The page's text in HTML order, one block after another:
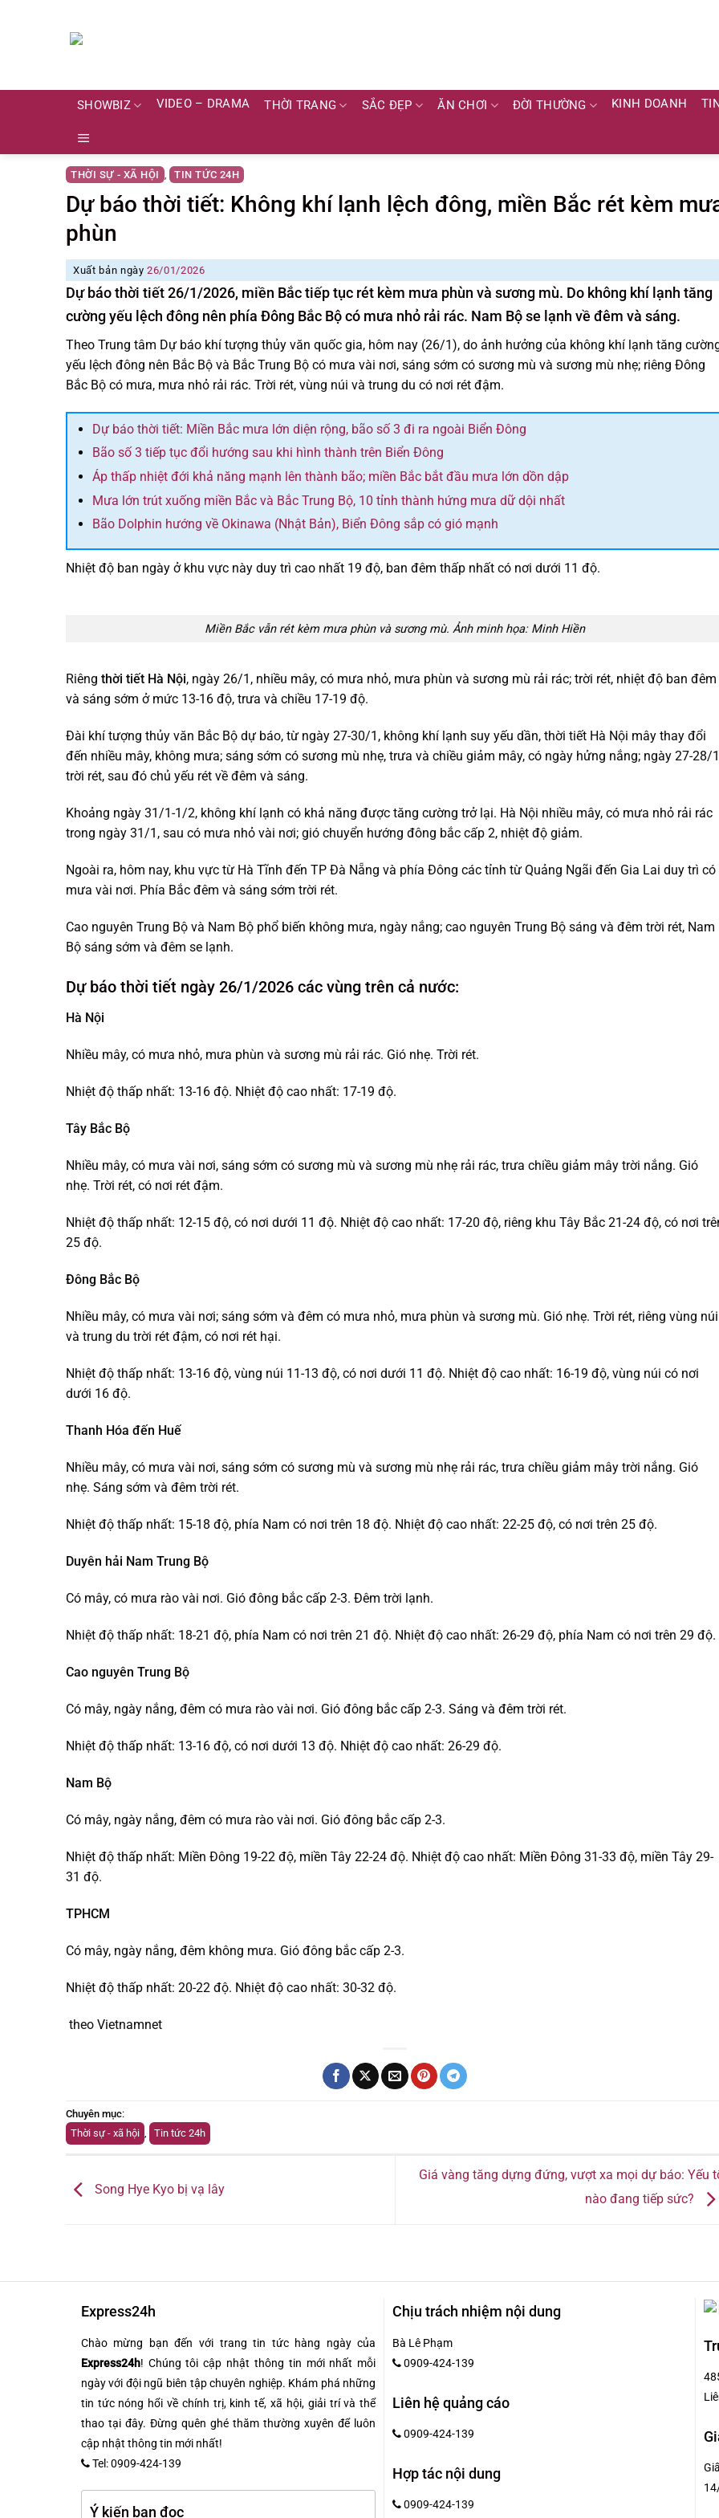
SHOWBIZ VIDEO – DRAMA THỜI TRANG SẮC ĐẸP ĂN CHƠI ĐỜI THƯỜNG KINH DOANH
THỜI SỰ - XÃ HỘI , TIN TỨC 24H
Dự báo thời tiết: Không khí lạnh lệch đông, miền Bắc rét kèm
phùn
Xuất bản ngày26/01/2026
Dự báo thời tiết 26/1/2026, miền Bắc tiếp tục rét kèm mưa phùn và sương mù. Do không khí lạnh tăng
cường yếu lệch đông nên phía Đông Bắc Bộ có mưa nhỏ rải rác. Nam Bộ se lạnh về đêm và sáng.
Theo Trung tâm Dự báo khí tượng thủy văn quốc gia, hôm nay (26/1), do ảnh hưởng của không khí lạnh tăng
yếu lệch đông nên Bắc Bộ và Bắc Trung Bộ có mưa vài nơi, sáng sớm có sương mù và sương mù nhẹ; riêng Đông
Bắc Bộ có mưa, mưa nhỏ rải rác. Trời rét, vùng núi và trung du có nơi rét đậm.
Dự báo thời tiết: Miền Bắc mưa lớn diện rộng, bão số 3 đi ra ngoài Biển Đông
Bão số 3 tiếp tục đổi hướng sau khi hình thành trên Biển Đông
Áp thấp nhiệt đới khả năng mạnh lên thành bão; miền Bắc bắt đầu mưa lớn dồn dập
Mưa lớn trút xuống miền Bắc và Bắc Trung Bộ, 10 tỉnh thành hứng mưa dữ dội nhất
Bão Dolphin hướng về Okinawa (Nhật Bản), Biển Đông sắp có gió mạnh
Nhiệt độ ban ngày ở khu vực này duy trì cao nhất 19 độ, ban đêm thấp nhất có nơi dưới 11 độ.
Miền Bắc vẫn rét kèm mưa phùn và sương mù. Ảnh minh họa: Minh Hiền
Riêng thời tiết Hà Nội, ngày 26/1, nhiều mây, có mưa nhỏ, mưa phùn và sương mù rải rác; trời rét, nhiệt độ ban đêm
và sáng sớm ở mức 13-16 độ, trưa và chiều 17-19 độ.
Đài khí tượng thủy văn Bắc Bộ dự báo, từ ngày 27-30/1, không khí lạnh suy yếu dần, thời tiết Hà Nội mây thay đổi
đến nhiều mây, không mưa; sáng sớm có sương mù nhẹ, trưa và chiều giảm mây, có ngày hửng nắng; ngày 27-28/1
trời rét, sau đó chủ yếu rét về đêm và sáng.
Khoảng ngày 31/1-1/2, không khí lạnh có khả năng được tăng cường trở lại. Hà Nội nhiều mây, có mưa nhỏ rải rác
trong ngày 31/1, sau có mưa nhỏ vài nơi; gió chuyển hướng đông bắc cấp 2, nhiệt độ giảm.
Ngoài ra, hôm nay, khu vực từ Hà Tĩnh đến TP Đà Nẵng và phía Đông các tỉnh từ Quảng Ngãi đến Gia Lai duy trì có
mưa vài nơi. Phía Bắc đêm và sáng sớm trời rét.
Cao nguyên Trung Bộ và Nam Bộ phổ biến không mưa, ngày nắng; cao nguyên Trung Bộ sáng và đêm trời rét, Nam
Bộ sáng sớm và đêm se lạnh.
Dự báo thời tiết ngày 26/1/2026 các vùng trên cả nước:
Hà Nội
Nhiều mây, có mưa nhỏ, mưa phùn và sương mù rải rác. Gió nhẹ. Trời rét.
Nhiệt độ thấp nhất: 13-16 độ. Nhiệt độ cao nhất: 17-19 độ.
Tây Bắc Bộ
Nhiều mây, có mưa vài nơi, sáng sớm có sương mù và sương mù nhẹ rải rác, trưa chiều giảm mây trời nắng. Gió
nhẹ. Trời rét, có nơi rét đậm.
Nhiệt độ thấp nhất: 12-15 độ, có nơi dưới 11 độ. Nhiệt độ cao nhất: 17-20 độ, riêng khu Tây Bắc 21-24 độ, có nơi
25 độ.
Đông Bắc Bộ
Nhiều mây, có mưa vài nơi; sáng sớm và đêm có mưa nhỏ, mưa phùn và sương mù. Gió nhẹ. Trời rét, riêng vùng núi
và trung du trời rét đậm, có nơi rét hại.
Nhiệt độ thấp nhất: 13-16 độ, vùng núi 11-13 độ, có nơi dưới 11 độ. Nhiệt độ cao nhất: 16-19 độ, vùng núi có nơi
dưới 16 độ.
Thanh Hóa đến Huế
Nhiều mây, có mưa vài nơi, sáng sớm có sương mù và sương mù nhẹ rải rác, trưa chiều giảm mây trời nắng. Gió
nhẹ. Sáng sớm và đêm trời rét.
Nhiệt độ thấp nhất: 15-18 độ, phía Nam có nơi trên 18 độ. Nhiệt độ cao nhất: 22-25 độ, có nơi trên 25 độ.
Duyên hải Nam Trung Bộ
Có mây, có mưa rào vài nơi. Gió đông bắc cấp 2-3. Đêm trời lạnh.
Nhiệt độ thấp nhất: 18-21 độ, phía Nam có nơi trên 21 độ. Nhiệt độ cao nhất: 26-29 độ, phía Nam có nơi trên 29 độ.
Cao nguyên Trung Bộ
Có mây, ngày nắng, đêm có mưa rào vài nơi. Gió đông bắc cấp 2-3. Sáng và đêm trời rét.
Nhiệt độ thấp nhất: 13-16 độ, có nơi dưới 13 độ. Nhiệt độ cao nhất: 26-29 độ.
Nam Bộ
Có mây, ngày nắng, đêm có mưa rào vài nơi. Gió đông bắc cấp 2-3.
Nhiệt độ thấp nhất: Miền Đông 19-22 độ, miền Tây 22-24 độ. Nhiệt độ cao nhất: Miền Đông 31-33 độ, miền Tây 29-
31 độ.
TPHCM
Có mây, ngày nắng, đêm không mưa. Gió đông bắc cấp 2-3.
Nhiệt độ thấp nhất: 20-22 độ. Nhiệt độ cao nhất: 30-32 độ.
theo Vietnamnet
Chuyên mục:
Thời sự - xã hội , Tin tức 24h
Song Hye Kyo bị vạ lây
Giá vàng tăng dựng đứng, vượt xa mọi dự báo: Yếu
nào đang tiếp sức?
Express24h
Chào mừng bạn đến với trang tin tức hàng ngày của
Express24h! Chúng tôi cập nhật thông tin mới nhất mỗi
ngày với đội ngũ biên tập chuyên nghiệp. Khám phá những
tin tức nóng hổi về chính trị, kinh tế, xã hội, giải trí và thể
thao tại đây. Đừng quên ghé thăm thường xuyên để luôn
cập nhật thông tin mới nhất!
Tel: 0909-424-139
Ý kiến bạn đọc
Chịu trách nhiệm nội dung
Bà Lê Phạm
0909-424-139
Liên hệ quảng cáo
0909-424-139
Hợp tác nội dung
0909-424-139